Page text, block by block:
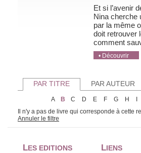
Et si l’avenir
Nina cherche
par la même
doit retrouver
comment
• Découvrir
PAR TITRE PAR AUTEUR
A B C D E F G H
Il n'y a pas de livre qui corresponde à cette
Annuler le filtre
LES EDITIONS LIENS